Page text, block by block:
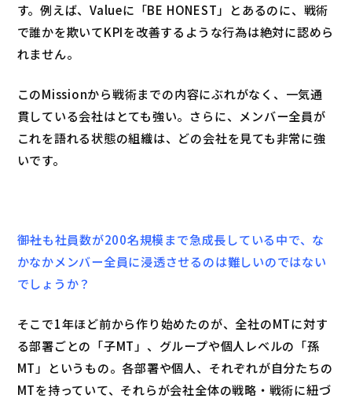
す。例えば、Valueに「BE HONEST」とあるのに、戦術
で誰かを欺いてKPIを改善するような行為は絶対に認めら
れません。
このMissionから戦術までの内容にぶれがなく、一気通
貫している会社はとても強い。さらに、メンバー全員が
これを語れる状態の組織は、どの会社を見ても非常に強
いです。
――御社も社員数が200名規模まで急成長している中で、な
かなかメンバー全員に浸透させるのは難しいのではない
でしょうか？
そこで1年ほど前から作り始めたのが、全社のMTに対す
る部署ごとの「子MT」、グループや個人レベルの「孫
MT」というもの。各部署や個人、それぞれが自分たちの
MTを持っていて、それらが会社全体の戦略・戦術に紐づ